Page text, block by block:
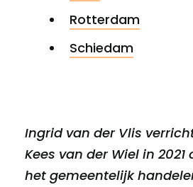
Rotterdam
Schiedam
Ingrid van der Vlis
Kees van der Wiel in
het gemeentelijk